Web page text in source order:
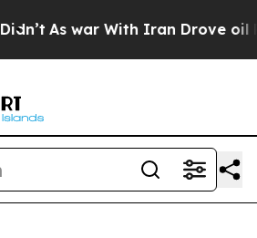
As war With Iran Drove oil